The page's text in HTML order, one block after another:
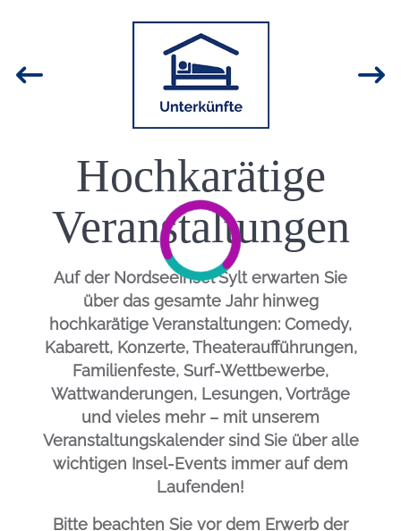
Bild
Einleitung
Hochkarätige
Veranstaltungen
Auf der Nordseeinsel Sylt erwarten Sie
über das gesamte Jahr hinweg
hochkarätige Veranstaltungen: Comedy,
Kabarett, Konzerte, Theateraufführungen,
Familienfeste, Surf-Wettbewerbe,
Wattwanderungen, Lesungen, Vorträge
und vieles mehr – mit unserem
Veranstaltungskalender sind Sie über alle
wichtigen Insel-Events immer auf dem
Laufenden!
Bitte beachten Sie vor dem Erwerb der